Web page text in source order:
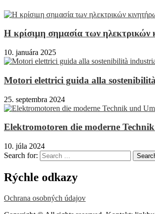
Η κρίσιμη σημασία των ηλεκτρικών
10. januára 2025
Motori elettrici guida alla
25. septembra 2024
Elektromotoren die moderne
10. júla 2024
Search for:
Rýchle odkazy
Ochrana osobných údajov